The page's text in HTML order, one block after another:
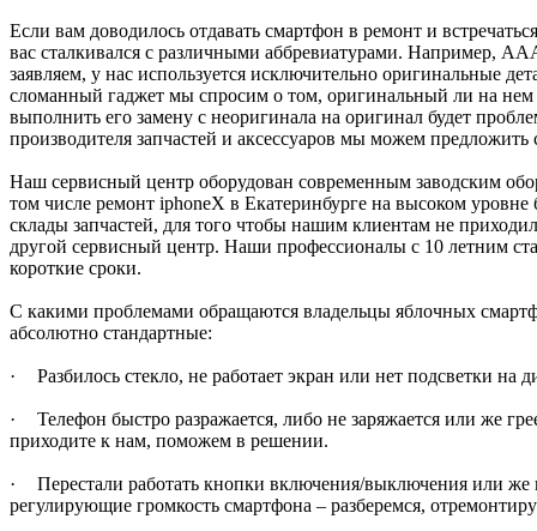
Если вам доводилось отдавать смартфон в ремонт и
вас сталкивался с различными аббревиатурами. Например,
заявляем, у нас используется исключительно оригинальные
сломанный гаджет мы спросим о том, оригинальный ли на
выполнить его замену с неоригинала на оригинал будет
производителя запчастей и аксессуаров мы можем
Наш сервисный центр оборудован современным заводским
том числе ремонт iphoneX в Екатеринбурге на высоком
склады запчастей, для того чтобы нашим клиентам не
другой сервисный центр. Наши профессионалы с 10 летним
короткие сроки.
С какими проблемами обращаются владельцы яблочных
абсолютно стандартные:
· Разбилось стекло, не работает экран или нет подсветки на
·
Телефон быстро разражается, либо не заряжается или же
приходите к нам, поможем в решении.
·
Перестали работать кнопки включения/выключения или
регулирующие громкость смартфона – разберемся,